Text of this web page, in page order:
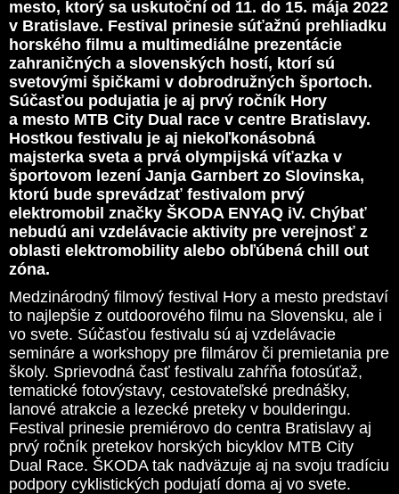
mesto, ktorý sa uskutoční od 11. do 15. mája 2022
v Bratislave. Festival prinesie súťažnú prehliadku
horského filmu a multimediálne prezentácie
zahraničných a slovenských hostí, ktorí sú
svetovými špičkami v dobrodružných športoch.
Súčasťou podujatia je aj prvý ročník Hory
a mesto MTB City Dual race v centre Bratislavy.
Hostkou festivalu je aj niekoľkonásobná
majsterka sveta a prvá olympijská víťazka v
športovom lezení Janja Garnbert zo Slovinska,
ktorú bude sprevádzať festivalom prvý
elektromobil značky ŠKODA ENYAQ iV. Chýbať
nebudú ani vzdelávacie aktivity pre verejnosť z
oblasti elektromobility alebo obľúbená chill out
zóna.
Medzinárodný filmový festival Hory a mesto predstaví
to najlepšie z outdoorového filmu na Slovensku, ale i
vo svete. Súčasťou festivalu sú aj vzdelávacie
semináre a workshopy pre filmárov či premietania pre
školy. Sprievodná časť festivalu zahŕňa fotosúťaž,
tematické fotovýstavy, cestovateľské prednášky,
lanové atrakcie a lezecké preteky v boulderingu.
Festival prinesie premiérovo do centra Bratislavy aj
prvý ročník pretekov horských bicyklov MTB City
Dual Race. ŠKODA tak nadväzuje aj na svoju tradíciu
podpory cyklistických podujatí doma aj vo svete.